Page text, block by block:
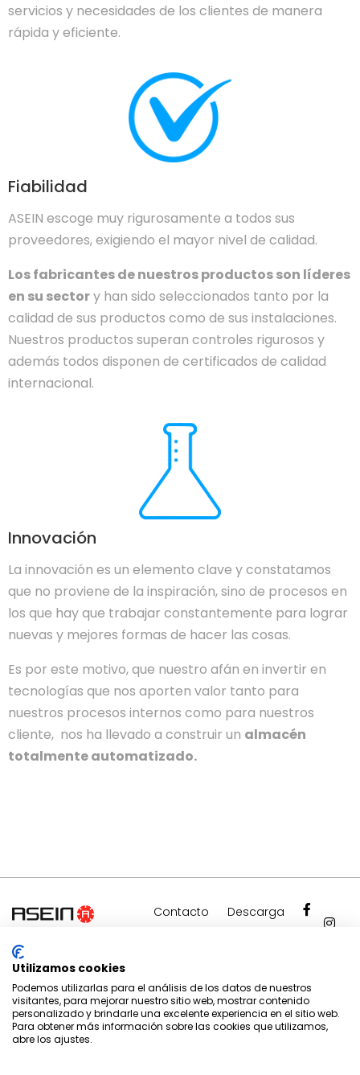
servicios y necesidades de los clientes de manera
rápida y eficiente.
Fiabilidad
ASEIN escoge muy rigurosamente a todos sus
proveedores, exigiendo el mayor nivel de calidad.
Los fabricantes de nuestros productos son líderes
en su sectory han sido seleccionados tanto por la
calidad de sus productos como de sus instalaciones.
Nuestros productos superan controles rigurosos y
además todos disponen de certificados de calidad
internacional.
Innovación
La innovación es un elemento clave y constatamos
que no proviene de la inspiración, sino de procesos en
los que hay que trabajar constantemente para lograr
nuevas y mejores formas de hacer las cosas.
Es por este motivo, que nuestro afán en invertir en
tecnologías que nos aporten valor tanto para
nuestros procesos internos como para nuestros
cliente, nos ha llevado a construir un almacén
totalmente automatizado.
¿Tienes
alguna
duda? Nuestros
expertos te
ayudan.
Contacto
Descarga
ASEIN
Export
Utilizamos cookies
Podemos utilizarlas para el análisis de los datos de nuestros
visitantes, para mejorar nuestro sitio web, mostrar contenido
personalizado y brindarle una excelente experiencia en el sitio web.
Para obtener más información sobre las cookies que utilizamos,
abre los ajustes.